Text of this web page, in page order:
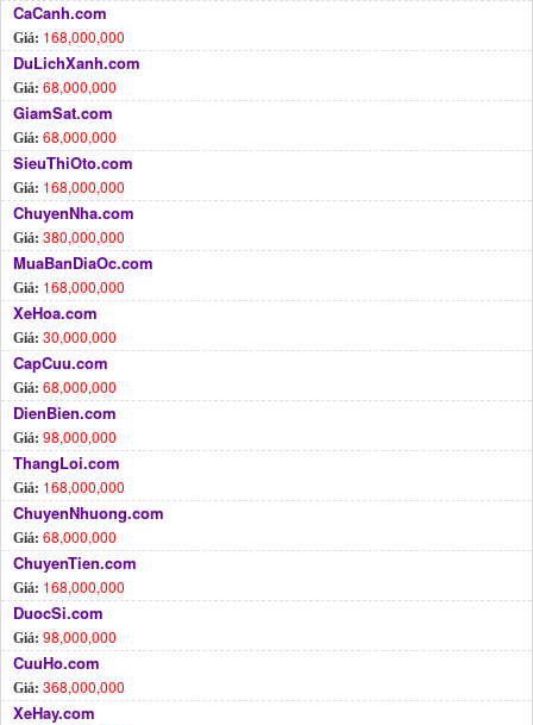
CaCanh.com
Giá: 168,000,000
DuLichXanh.com
Giá: 68,000,000
GiamSat.com
Giá: 68,000,000
SieuThiOto.com
Giá: 168,000,000
ChuyenNha.com
Giá: 380,000,000
MuaBanDiaOc.com
Giá: 168,000,000
XeHoa.com
Giá: 30,000,000
CapCuu.com
Giá: 68,000,000
DienBien.com
Giá: 98,000,000
ThangLoi.com
Giá: 168,000,000
ChuyenNhuong.com
Giá: 68,000,000
ChuyenTien.com
Giá: 168,000,000
DuocSi.com
Giá: 98,000,000
CuuHo.com
Giá: 368,000,000
XeHay.com